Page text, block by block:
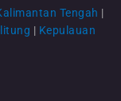
Tengah |
| Kepulauan